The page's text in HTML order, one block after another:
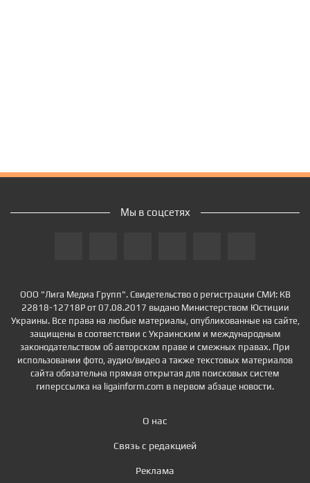
ООО "Лига Медиа Групп". Свидетельство о регистрации СМИ: КВ
22818-12718Р от 07.08.2017 выдано Министерством Юстиции
Украины. Все права на любые материалы, опубликованные на сайте,
защищены в соответствии с Украинским и международным
законодательством об авторском праве и смежных правах. При
использовании фото, аудио/видео а также текстовых материалов
сайта обязательна прямая открытая для поисковых систем
гиперссылка на ligainform.com в первом абзаце новости.
О нас
Связь с редакцией
Реклама
Мы в соцсетях